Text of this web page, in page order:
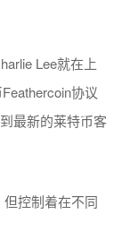
Lee就在上
协议
最新的莱特币客
控制着在不同